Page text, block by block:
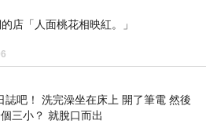
店「人面桃花相映紅。」
吧！ 洗完澡坐在床上 開了筆電 然後
三小？ 就脫口而出